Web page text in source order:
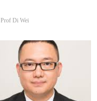
Prof Di Wei